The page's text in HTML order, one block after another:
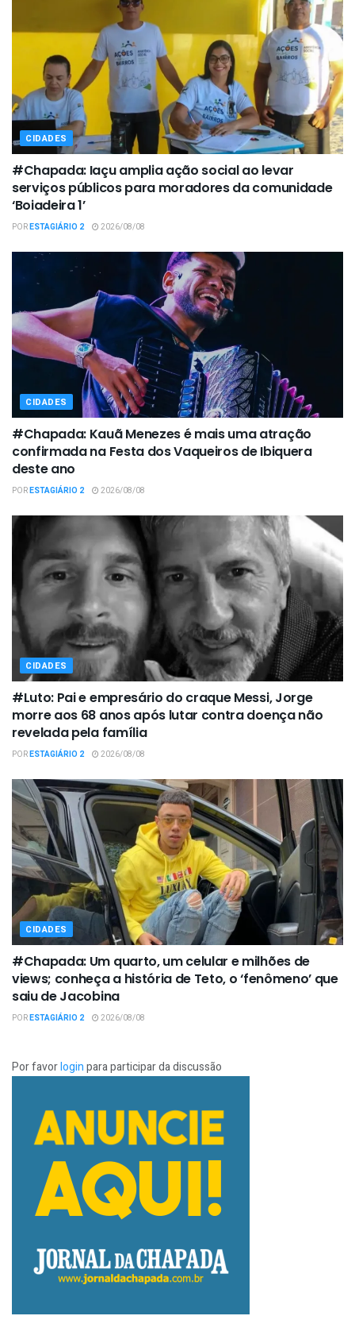
CIDADES
#Chapada: Iaçu amplia ação social ao levar
serviços públicos para moradores da comunidade
‘Boiadeira 1’
PORESTAGIÁRIO 2 2026/08/08
CIDADES
#Chapada: Kauã Menezes é mais uma atração
confirmada na Festa dos Vaqueiros de Ibiquera
deste ano
PORESTAGIÁRIO 2 2026/08/08
CIDADES
#Luto: Pai e empresário do craque Messi, Jorge
morre aos 68 anos após lutar contra doença não
revelada pela família
PORESTAGIÁRIO 2 2026/08/08
CIDADES
#Chapada: Um quarto, um celular e milhões de
views; conheça a história de Teto, o ‘fenômeno’ que
saiu de Jacobina
PORESTAGIÁRIO 2 2026/08/08
Por favorloginpara participar da discussão